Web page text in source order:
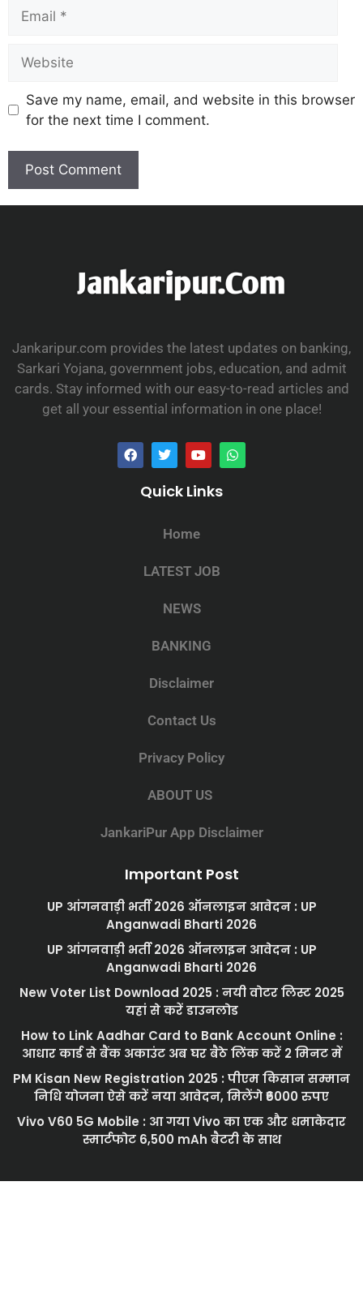
Save my name, email, and website in this browser
for the next time I comment.
Jankaripur.com provides the latest updates on banking,
Sarkari Yojana, government jobs, education, and admit
cards. Stay informed with our easy-to-read articles and
get all your essential information in one place!
Quick Links
Home
LATEST JOB
NEWS
BANKING
Disclaimer
Contact Us
Privacy Policy
ABOUT US
JankariPur App Disclaimer
Important Post
UP आंगनवाड़ी भर्ती 2026 ऑनलाइन आवेदन : UP
Anganwadi Bharti 2026
UP आंगनवाड़ी भर्ती 2026 ऑनलाइन आवेदन : UP
Anganwadi Bharti 2026
New Voter List Download 2025 : नयी वोटर लिस्ट 2025
यहां से करें डाउनलोड
How to Link Aadhar Card to Bank Account Online :
आधार कार्ड से बैंक अकाउंट अब घर बैठे लिंक करें 2 मिनट में
PM Kisan New Registration 2025 : पीएम किसान सम्मान
निधि योजना ऐसे करें नया आवेदन, मिलेंगे ₹6000 रुपए
Vivo V60 5G Mobile : आ गया Vivo का एक और धमाकेदार
स्मार्टफोट 6,500 mAh बैटरी के साथ